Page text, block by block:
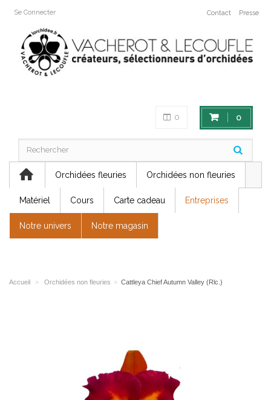
Contact Presse
Se Connecter
0
0
Orchidées fleuries Orchidées non fleuries
Matériel Cours Carte cadeau Entreprises
Notre univers Notre magasin
Accueil > Orchidées non fleuries > Cattleya Chief Autumn Valley (Rlc.)